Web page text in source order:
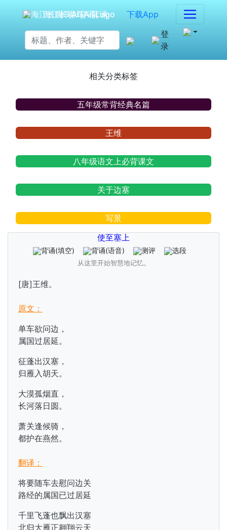
海江长嘴鸟Ai背诵
下载App
登
录
相关分类标签
五年级常背经典名篇
王维
八年级语文上必背课文
关于边塞
写景
使至塞上
背诵(填空) 背诵(语音) 测评 选段
从这里开始智慧地记忆。
[唐]王维。
原文：
单车欲问边，
属国过居延。
征蓬出汉塞，
归雁入胡天。
大漠孤烟直，
长河落日圆。
萧关逢候骑，
都护在燕然。
翻译：
将要随车去慰问边关
路经的属国已过居延
千里飞蓬也飘出汉塞
北归大雁正翱翔云天